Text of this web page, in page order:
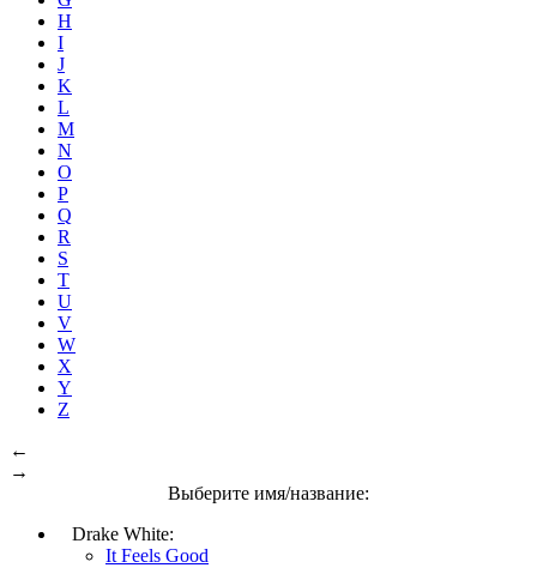
H
I
J
K
L
M
N
O
P
Q
R
S
T
U
V
W
X
Y
Z
←
→
Выберите имя/название:
Drake White:
It Feels Good